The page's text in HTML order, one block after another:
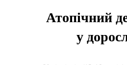
Атопічний
у